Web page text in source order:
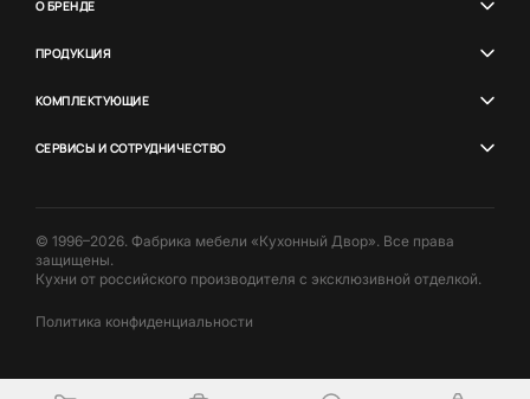
О БРЕНДЕ
ПРОДУКЦИЯ
КОМПЛЕКТУЮЩИЕ
СЕРВИСЫ И СОТРУДНИЧЕСТВО
© 1996–2026. Фабрика мебели «Кухонный Двор». Все права
защищены.
Кухни от российского производителя с эксклюзивной отделкой.
Политика конфиденциальности